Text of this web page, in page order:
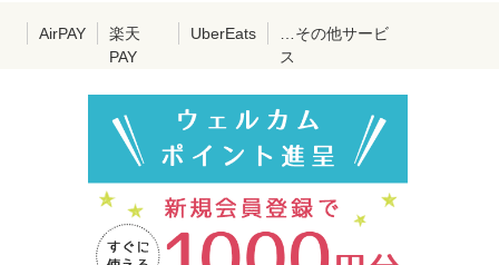
AirPAY
楽天
PAY
UberEats
…その他サービ
ス